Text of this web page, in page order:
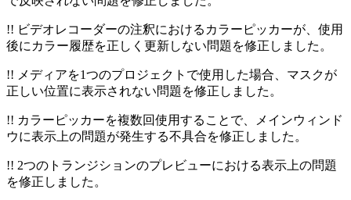
!! ビデオレコーダーの注釈におけるカラーピッカーが、使用
後にカラー履歴を正しく更新しない問題を修正しました。
!! メディアを1つのプロジェクトで使用した場合、マスクが
正しい位置に表示されない問題を修正しました。
!! カラーピッカーを複数回使用することで、メインウィンド
ウに表示上の問題が発生する不具合を修正しました。
!! 2つのトランジションのプレビューにおける表示上の問題
を修正しました。